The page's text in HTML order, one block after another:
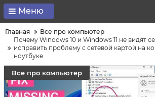
Меню
Главная
Все про компьютер
Почему Windows 10 и Windows 11 не видят
исправить проблему с сетевой картой на
ноутбуке
Все про компьютер